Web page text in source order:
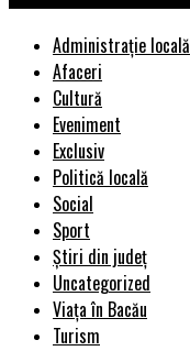
Administrație locală
Afaceri
Cultură
Eveniment
Exclusiv
Politică locală
Social
Sport
Știri din județ
Uncategorized
Viața în Bacău
Turism